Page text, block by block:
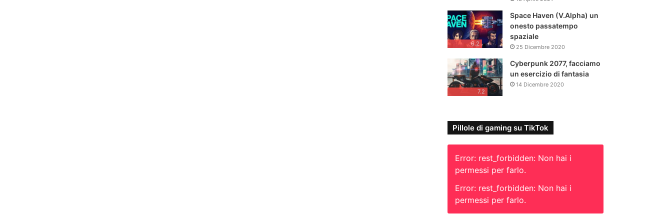
6.2
Space Haven (V.Alpha) un
onesto passatempo
spaziale
25 Dicembre 2020
7.2
Cyberpunk 2077, facciamo
un esercizio di fantasia
14 Dicembre 2020
Pillole di gaming su TikTok
Error: rest_forbidden: Non hai i
permessi per farlo.
Error: rest_forbidden: Non hai i
permessi per farlo.